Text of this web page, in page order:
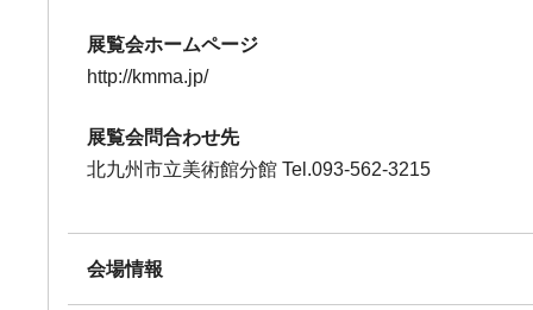
展覧会ホームページ
http://kmma.jp/
展覧会問合わせ先
北九州市立美術館分館 Tel.093-562-3215
会場情報